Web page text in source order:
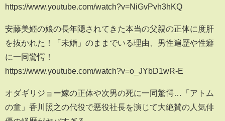
https://www.youtube.com/watch?v=NiGvPvh3hKQ
安藤美姫の娘の長年隠されてきた本当の父親の正体に度肝
を抜かれた！「未婚」のままでいる理由、男性遍歴や性癖
に一同驚愕！
https://www.youtube.com/watch?v=o_JYbD1wR-E
オダギリジョー嫁の正体や次男の死に一同驚愕…「アトム
の童」香川照之の代役で悪役社長を演じて大絶賛の人気俳